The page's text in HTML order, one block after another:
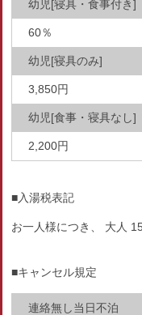
幼児[寝具・食事付き]
60％
幼児[寝具のみ]
3,850円
幼児[食事・寝具なし]
2,200円
■入湯税表記
お一人様につき、 大人
■キャンセル規定
連絡無し当日不泊